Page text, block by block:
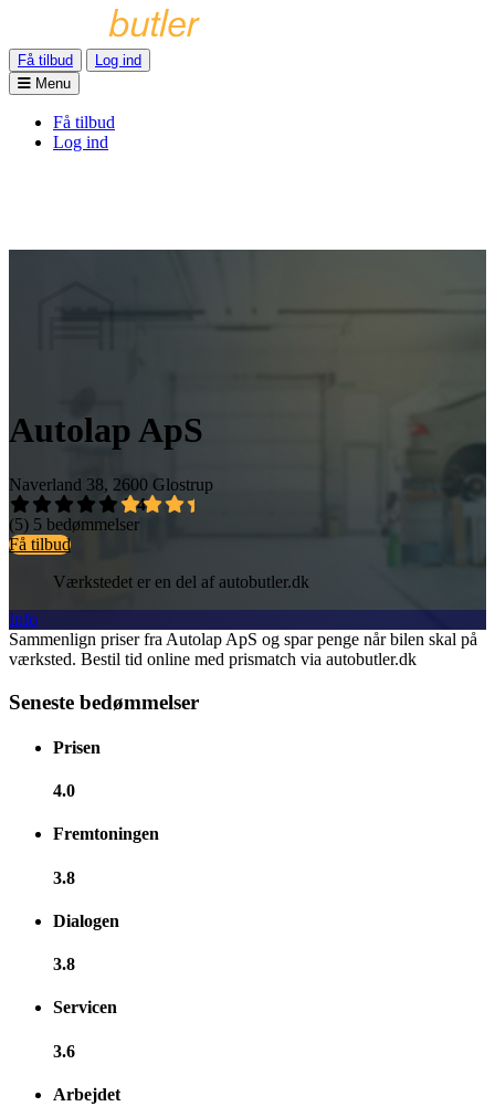
Få tilbud
Log ind
Menu
Få tilbud
Log ind
Autolap ApS
Naverland 38, 2600 Glostrup
3,4
(5) 5 bedømmelser
Få tilbud
Værkstedet er en del af autobutler.dk
Info
Sammenlign priser fra Autolap ApS og spar penge når bilen skal på
værksted. Bestil tid online med prismatch via autobutler.dk
Seneste bedømmelser
Prisen
4.0
Fremtoningen
3.8
Dialogen
3.8
Servicen
3.6
Arbejdet